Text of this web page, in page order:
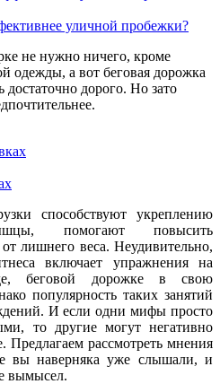
уличной пробежки?
не нужно ничего, кроме
одежды, а вот беговая дорожка
дорого. Но зато
способствуют укреплению
помогают повысить
лишнего веса. Неудивительно,
включает упражнения на
беговой дорожке в свою
популярность таких занятий
И если одни мифы просто
то другие могут негативно
Предлагаем рассмотреть мнения
вы наверняка уже слышали, и
вымысел.